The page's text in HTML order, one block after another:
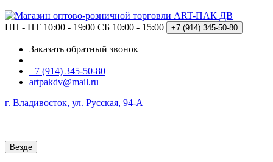
ПН - ПТ 10:00 - 19:00 СБ 10:00 - 15:00 +7 (914) 345-50-80
Заказать обратный звонок
+7 (914) 345-50-80
artpakdv@mail.ru
г. Владивосток, ул. Русская, 94-А
Везде